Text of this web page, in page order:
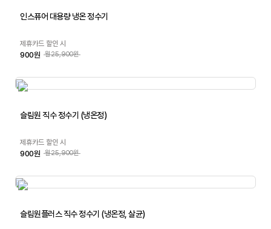
인스퓨어 대용량 냉온 정수기
제휴카드 할인 시
900원 월25,900원
슬림원 직수 정수기 (냉온정)
제휴카드 할인 시
900원 월25,900원
슬림원플러스 직수 정수기 (냉온정, 살균)